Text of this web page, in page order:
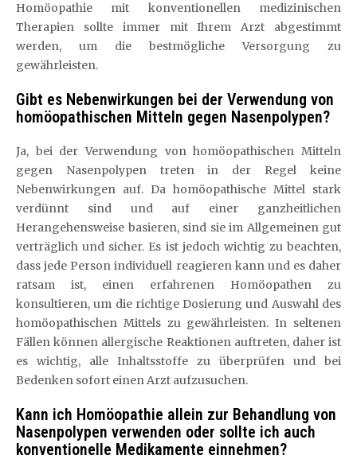
Homöopathie mit konventionellen medizinischen
Therapien sollte immer mit Ihrem Arzt abgestimmt
werden, um die bestmögliche Versorgung zu
gewährleisten.
Gibt es Nebenwirkungen bei der Verwendung von
homöopathischen Mitteln gegen Nasenpolypen?
Ja, bei der Verwendung von homöopathischen Mitteln
gegen Nasenpolypen treten in der Regel keine
Nebenwirkungen auf. Da homöopathische Mittel stark
verdünnt sind und auf einer ganzheitlichen
Herangehensweise basieren, sind sie im Allgemeinen gut
verträglich und sicher. Es ist jedoch wichtig zu beachten,
dass jede Person individuell reagieren kann und es daher
ratsam ist, einen erfahrenen Homöopathen zu
konsultieren, um die richtige Dosierung und Auswahl des
homöopathischen Mittels zu gewährleisten. In seltenen
Fällen können allergische Reaktionen auftreten, daher ist
es wichtig, alle Inhaltsstoffe zu überprüfen und bei
Bedenken sofort einen Arzt aufzusuchen.
Kann ich Homöopathie allein zur Behandlung von
Nasenpolypen verwenden oder sollte ich auch
konventionelle Medikamente einnehmen?